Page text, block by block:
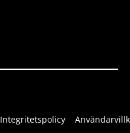
Integritetspolicy